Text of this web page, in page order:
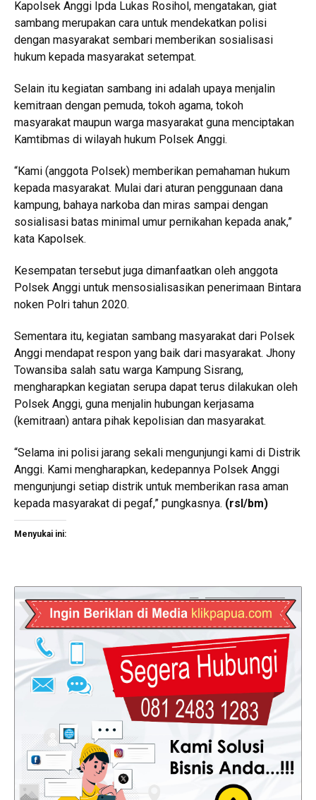
Kapolsek Anggi Ipda Lukas Rosihol, mengatakan, giat
sambang merupakan cara untuk mendekatkan polisi
dengan masyarakat sembari memberikan sosialisasi
hukum kepada masyarakat setempat.
Selain itu kegiatan sambang ini adalah upaya menjalin
kemitraan dengan pemuda, tokoh agama, tokoh
masyarakat maupun warga masyarakat guna menciptakan
Kamtibmas di wilayah hukum Polsek Anggi.
“Kami (anggota Polsek) memberikan pemahaman hukum
kepada masyarakat. Mulai dari aturan penggunaan dana
kampung, bahaya narkoba dan miras sampai dengan
sosialisasi batas minimal umur pernikahan kepada anak,”
kata Kapolsek.
Kesempatan tersebut juga dimanfaatkan oleh anggota
Polsek Anggi untuk mensosialisasikan penerimaan Bintara
noken Polri tahun 2020.
Sementara itu, kegiatan sambang masyarakat dari Polsek
Anggi mendapat respon yang baik dari masyarakat. Jhony
Towansiba salah satu warga Kampung Sisrang,
mengharapkan kegiatan serupa dapat terus dilakukan oleh
Polsek Anggi, guna menjalin hubungan kerjasama
(kemitraan) antara pihak kepolisian dan masyarakat.
“Selama ini polisi jarang sekali mengunjungi kami di Distrik
Anggi. Kami mengharapkan, kedepannya Polsek Anggi
mengunjungi setiap distrik untuk memberikan rasa aman
kepada masyarakat di pegaf,” pungkasnya. (rsl/bm)
Menyukai ini: